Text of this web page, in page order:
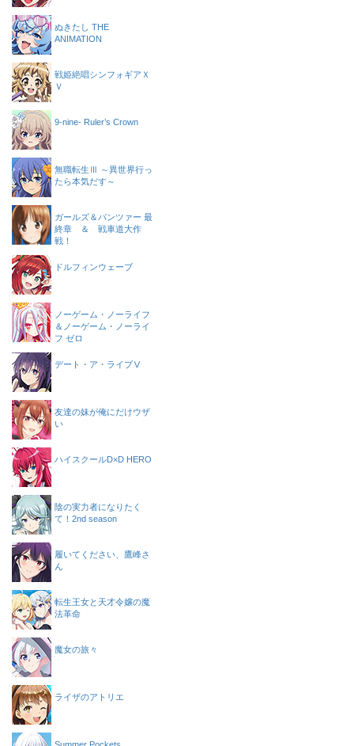
ぬきたし THE
ANIMATION
戦姫絶唱シンフォギアＸ
Ｖ
9-nine- Ruler’s Crown
無職転生Ⅲ ～異世界行っ
たら本気だす～
ガールズ＆パンツァー 最
終章 ＆ 戦車道大作
戦！
ドルフィンウェーブ
ノーゲーム・ノーライフ
＆ノーゲーム・ノーライ
フ ゼロ
デート・ア・ライブⅤ
友達の妹が俺にだけウザ
い
ハイスクールD×D HERO
陰の実力者になりたく
て！2nd season
履いてください、鷹峰さ
ん
転生王女と天才令嬢の魔
法革命
魔女の旅々
ライザのアトリエ